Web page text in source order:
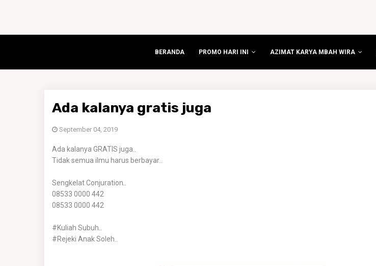
BERANDA PROMO HARI INI AZIMAT KARYA MBAH WIRA
Ada kalanya gratis juga
September 04, 2019
Ada kalanya GRATIS juga..
Tidak semua ilmu harus berbayar..
Sengkelat Conjuration..
08533 0000 442
08533 0000 442
#Kuliah Subuh..
#Rejeki Anak Soleh..